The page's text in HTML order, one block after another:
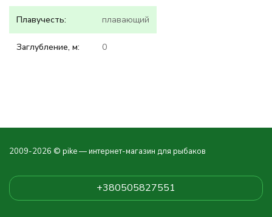
Плавучесть: плавающий
Заглубление, м: 0
2009-2026 © pike — интернет-магазин для рыбаков
+380505827551